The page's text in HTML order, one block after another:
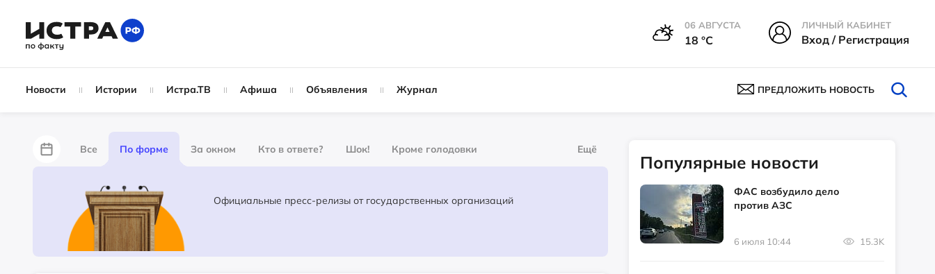
06 АВГУСТА
18 °С
ЛИЧНЫЙ КАБИНЕТ
Вход / Регистрация
Новости Истории Истра.ТВ Афиша Объявления Журнал ПРЕДЛОЖИТЬ НОВОСТЬ
Все По форме За окном Кто в ответе? Шок! Кроме голодовки
Лайфхаки За забором
Партнёрский материал
Ещё
Официальные пресс-релизы от государственных организаций
Популярные новости
ФАС возбудило дело
против АЗС
6 июля 10:44 15.3K